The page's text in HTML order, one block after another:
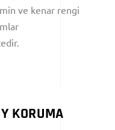
ve kenar rengi
KORUMA